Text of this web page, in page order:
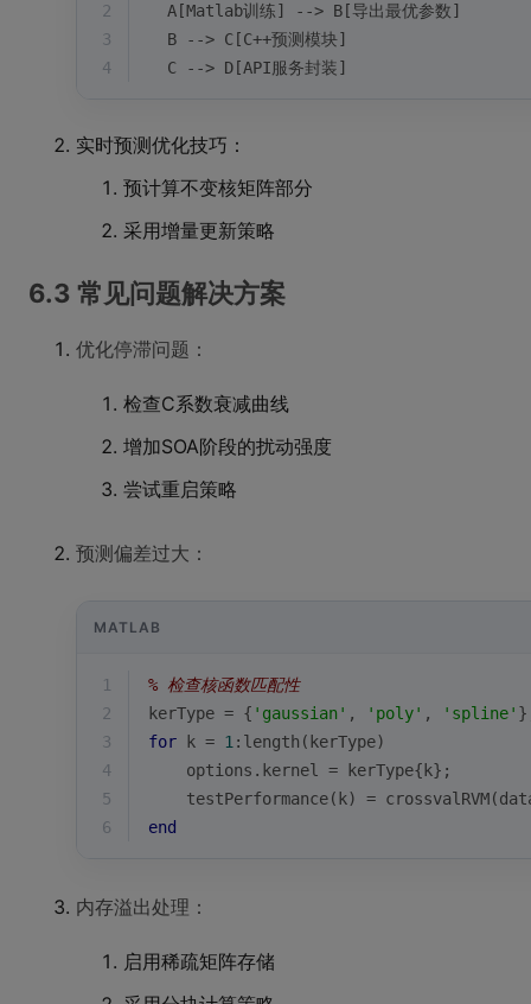
2
  A[Matlab训练] --> B[导出最优参数]
3
  B --> C[C++预测模块]
4
  C --> D[API服务封装]
实时预测优化技巧：
预计算不变核矩阵部分
采用增量更新策略
6.3 常见问题解决方案
优化停滞问题：
检查C系数衰减曲线
增加SOA阶段的扰动强度
尝试重启策略
预测偏差过大：
MATLAB
1
% 检查核函数匹配性
2
kerType = { 'gaussian' , 'poly' , 'spline'
3
for k = 1 : length (kerType)
4
    options.kernel = kerType{k};
5
testPerformance(k) =
6
end
内存溢出处理：
启用稀疏矩阵存储